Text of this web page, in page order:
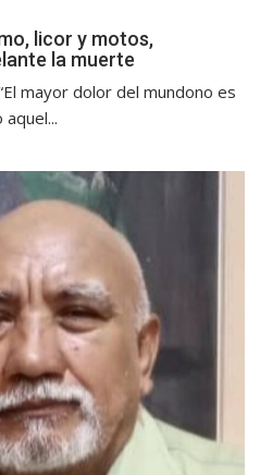
licor y motos,
la muerte
mayor dolor del mundono es